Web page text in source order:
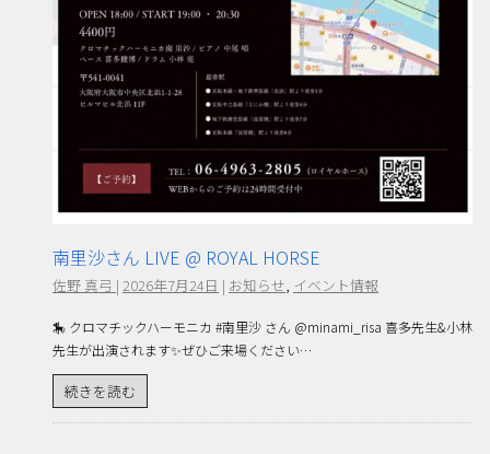
南里沙さん LIVE @ ROYAL HORSE
佐野 真弓 | 2026年7月24日 | お知らせ イベント情報
🎠 クロマチックハーモニカ #南里沙 さん @minami_risa 喜多先生&小林
先生が出演されます✨ぜひご来場ください…
続きを読む